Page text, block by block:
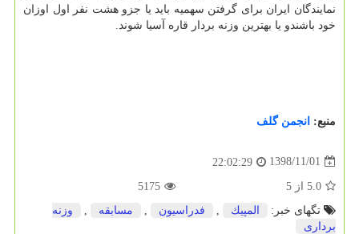
نمایندگان ایران برای گرفتن سهمیه باید یا جزو هشت نفر اول اوزان
خود باشندو یا بهترین وزنه بردار قاره آسیا شوند.
منبع: انجمن گلف
1398/11/01
22:02:29
5.0 از 5
5175
تگهای خبر:
المپیك فدراسیون مسابقه
وزنه
برداری